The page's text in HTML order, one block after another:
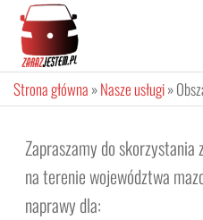
Przejdź
treści
JESTEM
Strona główna »Nasze usługi»
Zapraszamy do skorzystania
na terenie województwa
naprawy dla: